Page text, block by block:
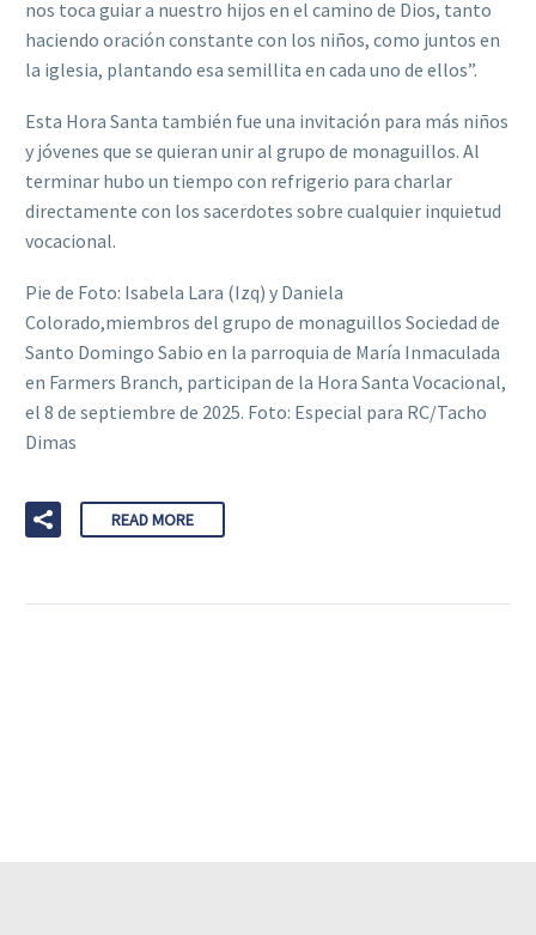
nos toca guiar a nuestro hijos en el camino de Dios, tanto
haciendo oración constante con los niños, como juntos en
la iglesia, plantando esa semillita en cada uno de ellos”.
Esta Hora Santa también fue una invitación para más niños
y jóvenes que se quieran unir al grupo de monaguillos. Al
terminar hubo un tiempo con refrigerio para charlar
directamente con los sacerdotes sobre cualquier inquietud
vocacional.
Pie de Foto: Isabela Lara (Izq) y Daniela
Colorado,miembros del grupo de monaguillos Sociedad de
Santo Domingo Sabio en la parroquia de María Inmaculada
en Farmers Branch, participan de la Hora Santa Vocacional,
el 8 de septiembre de 2025. Foto: Especial para RC/Tacho
Dimas
READ MORE